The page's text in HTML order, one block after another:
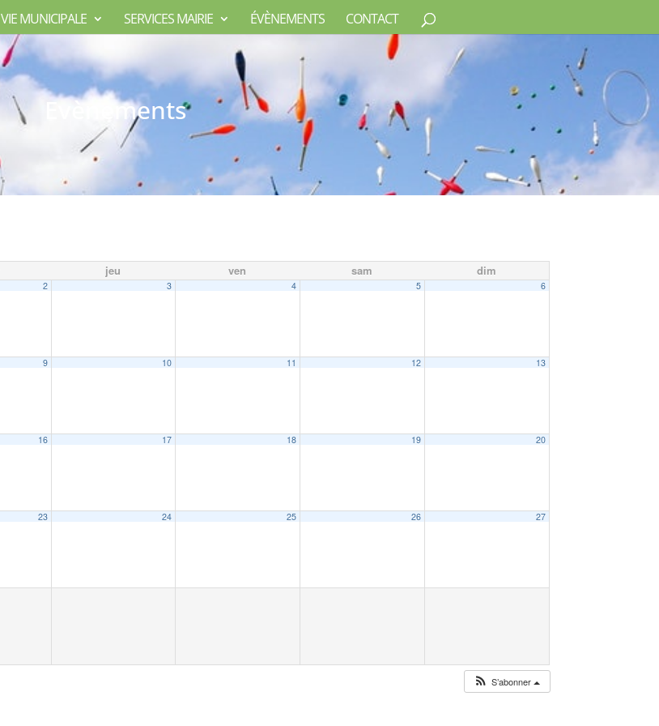
VIE MUNICIPALE SERVICES MAIRIE ÉVÈNEMENTS CONTACT
Evènements
jeu ven sam dim
2 3 4 5 6
9 10 11 12 13
16 17 18 19 20
23 24 25 26 27
S’abonner